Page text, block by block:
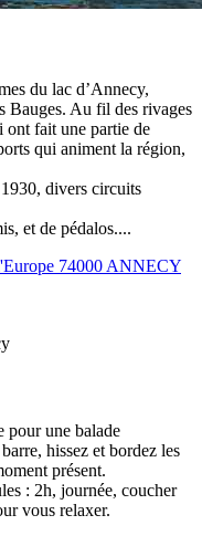
du lac d’Annecy,
Bauges. Au fil des rivages
ont fait une partie de
qui animent la région,
divers circuits
et de pédalos....
74000 ANNECY
pour une balade
hissez et bordez les
présent.
: 2h, journée, coucher
vous relaxer.